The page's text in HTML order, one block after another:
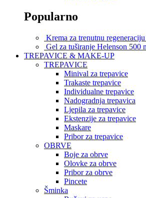
Popularno
Krema za trenutnu
Gel za tuširanje Helenson 500
TREPAVICE & MAKE-UP
TREPAVICE
Minival za trepavice
Trakaste trepavice
Individualne trepavice
Nadogradnja trepavica
Ljepila za trepavice
Ekstenzije za trepavice
Maskare
Pribor za trepavice
OBRVE
Boje za obrve
Olovke za obrve
Pribor za obrve
Pincete
Šminka